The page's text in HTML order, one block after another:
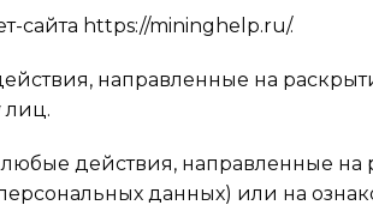
сайта https://mininghelp.ru/.
направленные на
лиц.
действия, направленные на
данных) или на